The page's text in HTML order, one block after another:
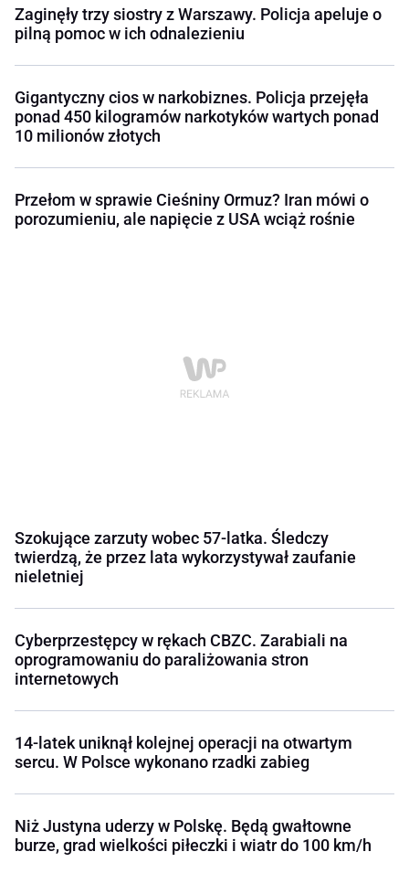
Zaginęły trzy siostry z Warszawy. Policja apeluje o
pilną pomoc w ich odnalezieniu
Gigantyczny cios w narkobiznes. Policja przejęła
ponad 450 kilogramów narkotyków wartych ponad
10 milionów złotych
Przełom w sprawie Cieśniny Ormuz? Iran mówi o
porozumieniu, ale napięcie z USA wciąż rośnie
Szokujące zarzuty wobec 57-latka. Śledczy
twierdzą, że przez lata wykorzystywał zaufanie
nieletniej
Cyberprzestępcy w rękach CBZC. Zarabiali na
oprogramowaniu do paraliżowania stron
internetowych
14-latek uniknął kolejnej operacji na otwartym
sercu. W Polsce wykonano rzadki zabieg
Niż Justyna uderzy w Polskę. Będą gwałtowne
burze, grad wielkości piłeczki i wiatr do 100 km/h